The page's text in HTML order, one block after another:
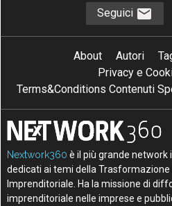
Seguici
About Autori
Privacy e
Terms&Conditions Contenuti
Nextwork360 è il più grande network
dedicati ai temi della Trasformazione
Imprenditoriale. Ha la missione di
imprenditoriale nelle imprese e